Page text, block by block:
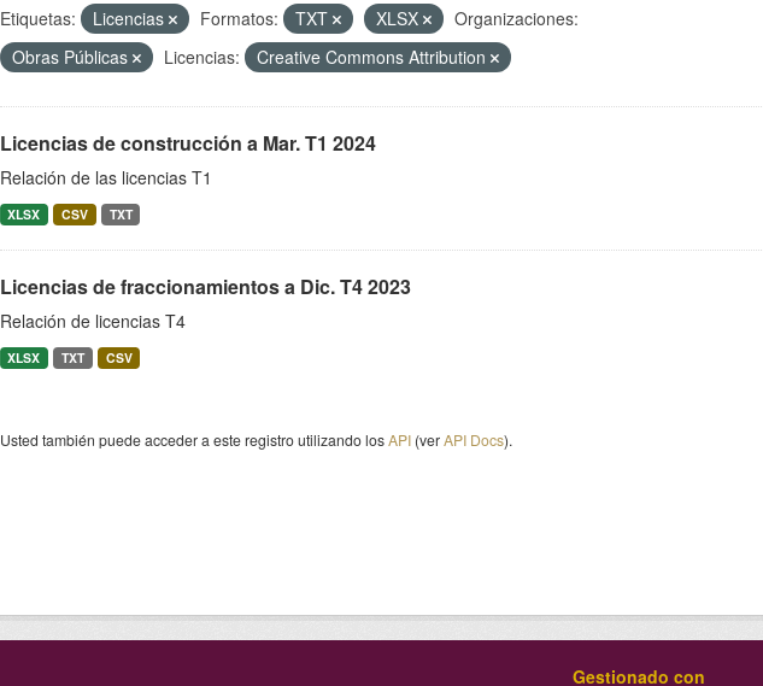
Etiquetas: Licencias Formatos: TXT XLSX
Organizaciones:
Obras Públicas
Licencias: Creative Commons Attribution
Licencias de construcción a Mar. T1 2024
Relación de las licencias T1
XLSX CSV TXT
Licencias de fraccionamientos a Dic. T4 2023
Relación de licencias T4
XLSX TXT CSV
Usted también puede acceder a este registro utilizando losAPI(verAPI Docs).
Gestionado con